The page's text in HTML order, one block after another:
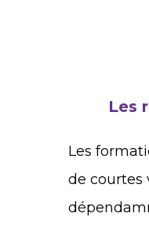
Les
Les
de courtes